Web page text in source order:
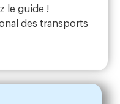
le guide !
des transports